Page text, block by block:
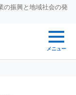
の振興と地域社会の発
メニュー